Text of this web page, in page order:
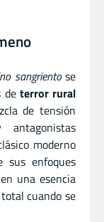
sangrientose
de terror rural
de tensión
antagonistas
moderno
sus enfoques
una esencia
cuando se